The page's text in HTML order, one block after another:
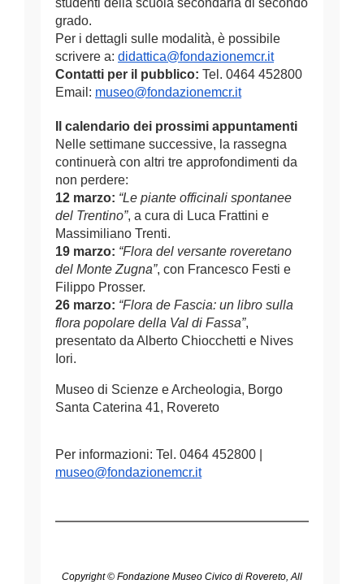
studenti della scuola secondaria di secondo
grado.
Per i dettagli sulle modalità, è possibile
scrivere a: didattica@fondazionemcr.it
Contatti per il pubblico: Tel. 0464 452800
Email: museo@fondazionemcr.it
Il calendario dei prossimi appuntamenti
Nelle settimane successive, la rassegna
continuerà con altri tre approfondimenti da
non perdere:
12 marzo: “Le piante officinali spontanee
del Trentino”, a cura di Luca Frattini e
Massimiliano Trenti.
19 marzo: “Flora del versante roveretano
del Monte Zugna”, con Francesco Festi e
Filippo Prosser.
26 marzo: “Flora de Fascia: un libro sulla
flora popolare della Val di Fassa”,
presentato da Alberto Chiocchetti e Nives
Iori.
Museo di Scienze e Archeologia, Borgo
Santa Caterina 41, Rovereto
museo@fondazionemcr.it
Copyright © Fondazione Museo Civico di Rovereto, All